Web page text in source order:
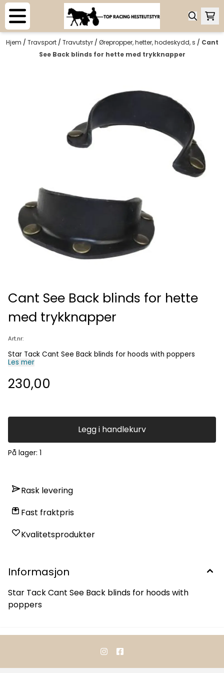
Hopp til innhold
Hjem / Travsport / Travutstyr / Ørepropper, hetter, hodeskydd, s / Cant
See Back blinds for hette med trykknapper
Cant See Back blinds for hette
med trykknapper
Art.nr:
Star Tack Cant See Back blinds for hoods with poppers
Les mer
230,00
Legg i handlekurv
På lager: 1
Rask levering
Fast fraktpris
Kvalitetsprodukter
Informasjon
Star Tack Cant See Back blinds for hoods with
poppers